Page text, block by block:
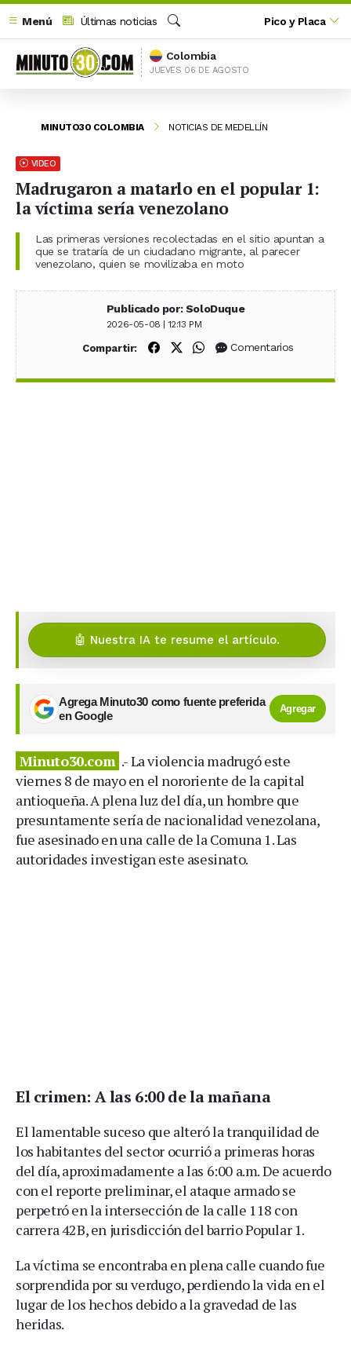
Menú
Últimas noticias
Buscar
Pico y Placa
Colombia
JUEVES 06 DE AGOSTO
MINUTO30 COLOMBIA NOTICIAS DE MEDELLÍN
VIDEO
Madrugaron a matarlo en el popular 1:
la víctima sería venezolano
Las primeras versiones recolectadas en el sitio apuntan a
que se trataría de un ciudadano migrante, al parecer
venezolano, quien se movilizaba en moto
Publicado por: SoloDuque
2026-05-08 | 12:13 PM
Compartir: Compartir en Facebook
Compartir en X (Twitter)
Compartir en WhatsApp
Comentarios
🤖 Nuestra IA te resume el artículo.
Agrega Minuto30 como fuente preferida
en Google
Agregar
Minuto30.com .- La violencia madrugó este
viernes 8 de mayo en el nororiente de la capital
antioqueña. A plena luz del día, un hombre que
presuntamente sería de nacionalidad venezolana,
fue asesinado en una calle de la Comuna 1. Las
autoridades investigan este asesinato.
El crimen: A las 6:00 de la mañana
El lamentable suceso que alteró la tranquilidad de
los habitantes del sector ocurrió a primeras horas
del día, aproximadamente a las 6:00 a.m. De acuerdo
con el reporte preliminar, el ataque armado se
perpetró en la intersección de la calle 118 con
carrera 42B, en jurisdicción del barrio Popular 1.
La víctima se encontraba en plena calle cuando fue
sorprendida por su verdugo, perdiendo la vida en el
lugar de los hechos debido a la gravedad de las
heridas.